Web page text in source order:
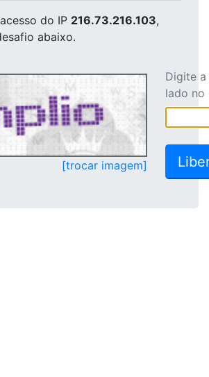
do IP 216.73.216.103,
abaixo.
[trocar imagem]
Digite
lado no